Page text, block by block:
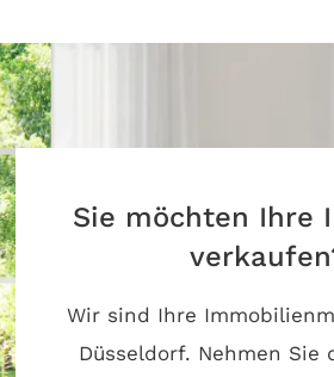
Sie möchten Ihre
Wir sind Ihre
Düsseldorf. Nehmen Sie